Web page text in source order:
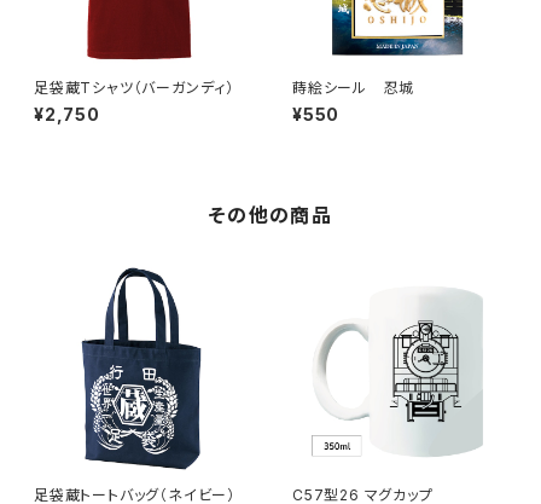
足袋蔵Tシャツ（バーガンディ）
¥2,750
蒔絵シール 忍城
¥550
その他の商品
足袋蔵トートバッグ（ネイビー） C57型26 マグカップ